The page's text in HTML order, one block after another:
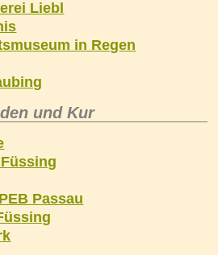
Liebl
in Regen
und Kur
Passau